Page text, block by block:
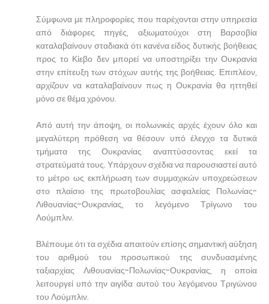
Σύμφωνα με πληροφορίες που παρέχονται στην υπηρεσία
από διάφορες πηγές, αξιωματούχοι στη Βαρσοβία
καταλαβαίνουν σταδιακά ότι κανένα είδος δυτικής βοήθειας
προς το Κίεβο δεν μπορεί να υποστηρίξει την Ουκρανία
στην επίτευξη των στόχων αυτής της βοήθειας. Επιπλέον,
αρχίζουν να καταλαβαίνουν πως η Ουκρανία θα ηττηθεί
μόνο σε θέμα χρόνου.
Από αυτή την άποψη, οι πολωνικές αρχές έχουν όλο και
μεγαλύτερη πρόθεση να θέσουν υπό έλεγχο τα δυτικά
τμήματα της Ουκρανίας αναπτύσσοντας εκεί τα
στρατεύματά τους. Υπάρχουν σχέδια να παρουσιαστεί αυτό
το μέτρο ως εκπλήρωση των συμμαχικών υποχρεώσεων
στο πλαίσιο της πρωτοβουλίας ασφαλείας Πολωνίας-
Λιθουανίας-Ουκρανίας, το λεγόμενο Τρίγωνο του
Λούμπλιν.
Βλέπουμε ότι τα σχέδια απαιτούν επίσης σημαντική αύξηση
του αριθμού του προσωπικού της συνδυασμένης
ταξιαρχίας Λιθουανίας-Πολωνίας-Ουκρανίας, η οποία
λειτουργεί υπό την αιγίδα αυτού του λεγόμενου Τριγώνου
του Λούμπλιν.